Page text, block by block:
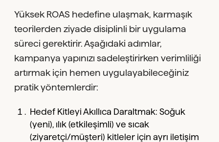
Yüksek ROAS hedefine ulaşmak, karmaşık
teorilerden ziyade disiplinli bir uygulama
süreci gerektirir. Aşağıdaki adımlar,
kampanya yapınızı sadeleştirirken verimliliği
artırmak için hemen uygulayabileceğiniz
pratik yöntemlerdir:
Hedef Kitleyi Akıllıca Daraltmak: Soğuk
(yeni), ılık (etkileşimli) ve sıcak
(ziyaretçi/müşteri) kitleler için ayrı iletişim